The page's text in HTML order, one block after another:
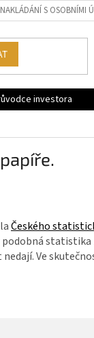
NAKLÁDÁNÍ S OSOBNÍMI
investora
Českého
Ve